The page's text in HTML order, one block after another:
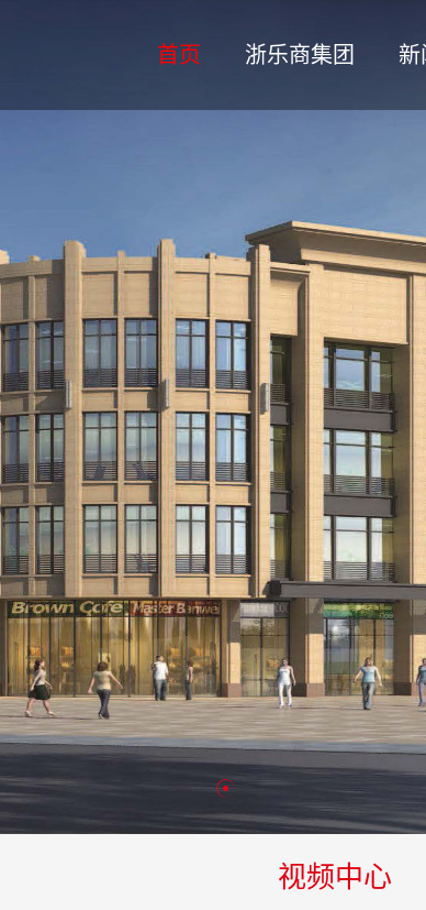
首页 浙乐商集团 新
视频中心